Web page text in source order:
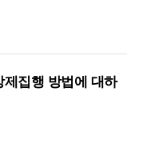
집행 방법에 대하